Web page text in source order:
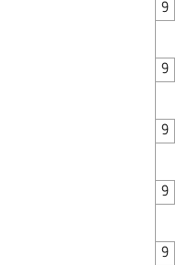
9
9
9
9
9